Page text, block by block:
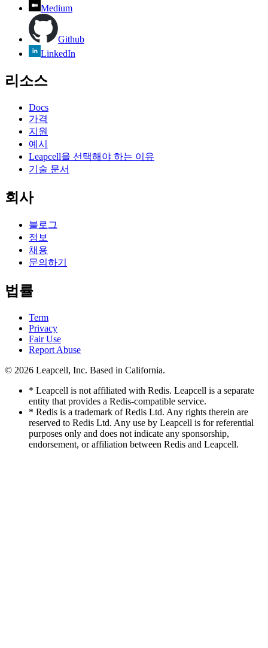
Medium
Github
LinkedIn
리소스
Docs
가격
지원
예시
Leapcell을 선택해야 하는 이유
기술 문서
회사
블로그
정보
채용
문의하기
법률
Term
Privacy
Fair Use
Report Abuse
© 2026 Leapcell, Inc. Based in California.
* Leapcell is not affiliated with Redis. Leapcell is a separate
entity that provides a Redis-compatible service.
* Redis is a trademark of Redis Ltd. Any rights therein are
reserved to Redis Ltd. Any use by Leapcell is for referential
purposes only and does not indicate any sponsorship,
endorsement, or affiliation between Redis and Leapcell.